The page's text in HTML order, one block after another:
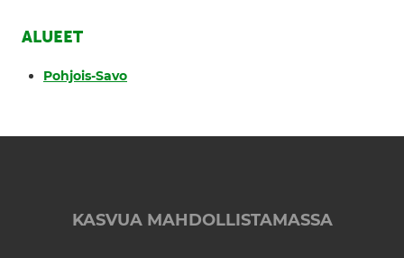
ALUEET
Pohjois-Savo
KASVUA MAHDOLLISTAMASSA